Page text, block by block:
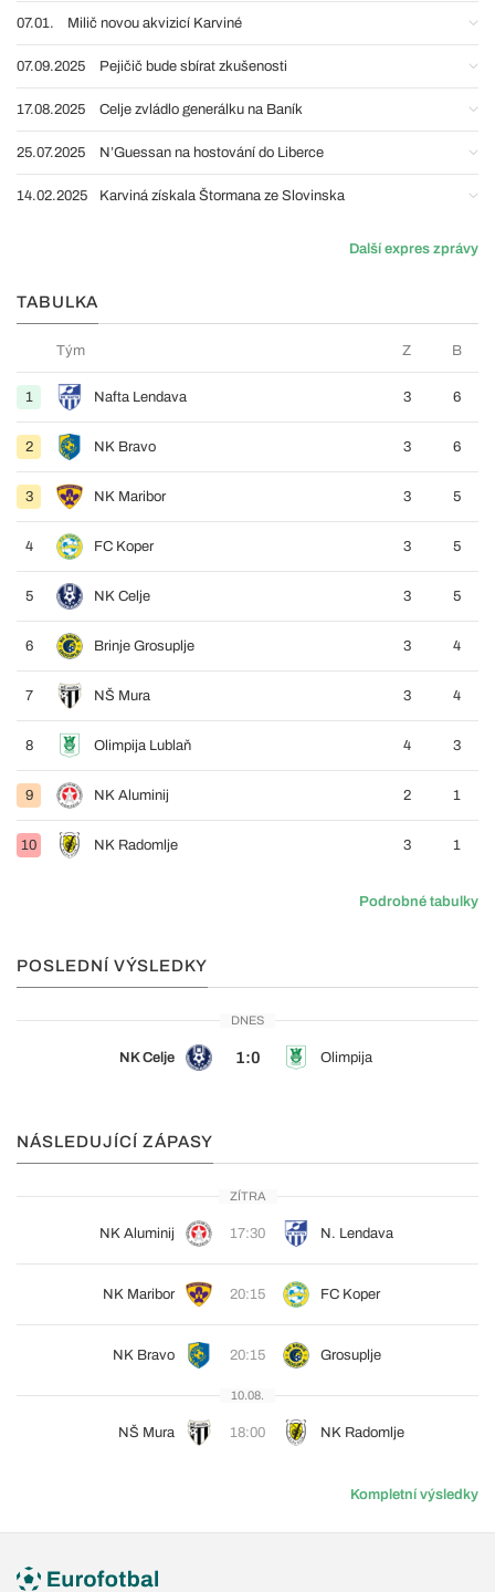
07.01. Milič novou akvizicí Karviné
07.09.2025 Pejičič bude sbírat zkušenosti
17.08.2025 Celje zvládlo generálku na Baník
25.07.2025 N’Guessan na hostování do Liberce
14.02.2025 Karviná získala Štormana ze Slovinska
Další expres zprávy
TABULKA
Tým Z B
1 Nafta Lendava 3 6
2 NK Bravo 3 6
3 NK Maribor 3 5
4 FC Koper 3 5
5 NK Celje 3 5
6 Brinje Grosuplje 3 4
7 NŠ Mura 3 4
8 Olimpija Lublaň 4 3
9 NK Aluminij 2 1
10 NK Radomlje 3 1
Podrobné tabulky
POSLEDNÍ VÝSLEDKY
DNES
NK Celje 1:0 Olimpija
NÁSLEDUJÍCÍ ZÁPASY
ZÍTRA
NK Aluminij 17:30 N. Lendava
NK Maribor 20:15 FC Koper
NK Bravo 20:15 Grosuplje
10.08.
NŠ Mura 18:00 NK Radomlje
Kompletní výsledky